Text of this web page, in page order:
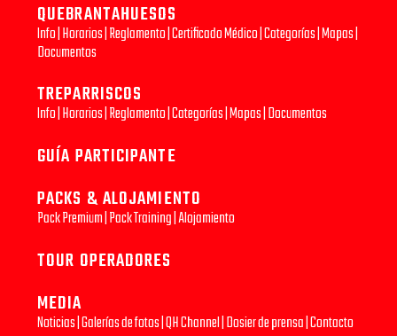
QUEBRANTAHUESOS
Info|Horarios|Reglamento|Certificado Médico|Categorías|Mapas|
Documentos
TREPARRISCOS
Info|Horarios|Reglamento|Categorías|Mapas|Documentos
GUÍA PARTICIPANTE
PACKS & ALOJAMIENTO
Pack Premium|Pack Training|Alojamiento
TOUR OPERADORES
MEDIA
Noticias|Galerías de fotos|QH Channel|Dosier de prensa|Contacto